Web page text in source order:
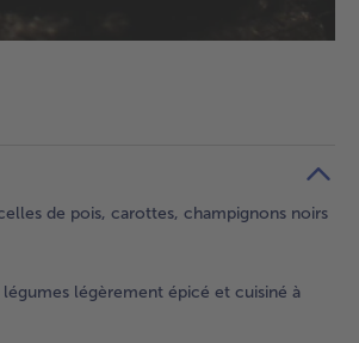
de pois, carottes, champignons noirs
légèrement épicé et cuisiné à